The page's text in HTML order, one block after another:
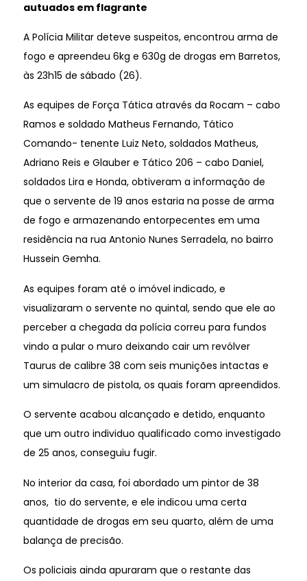
autuados em flagrante
A Polícia Militar deteve suspeitos, encontrou arma de
fogo e apreendeu 6kg e 630g de drogas em Barretos,
às 23h15 de sábado (26).
As equipes de Força Tática através da Rocam – cabo
Ramos e soldado Matheus Fernando, Tático
Comando- tenente Luiz Neto, soldados Matheus,
Adriano Reis e Glauber e Tático 206 – cabo Daniel,
soldados Lira e Honda, obtiveram a informação de
que o servente de 19 anos estaria na posse de arma
de fogo e armazenando entorpecentes em uma
residência na rua Antonio Nunes Serradela, no bairro
Hussein Gemha.
As equipes foram até o imóvel indicado, e
visualizaram o servente no quintal, sendo que ele ao
perceber a chegada da polícia correu para fundos
vindo a pular o muro deixando cair um revólver
Taurus de calibre 38 com seis munições intactas e
um simulacro de pistola, os quais foram apreendidos.
O servente acabou alcançado e detido, enquanto
que um outro individuo qualificado como investigado
de 25 anos, conseguiu fugir.
No interior da casa, foi abordado um pintor de 38
anos, tio do servente, e ele indicou uma certa
quantidade de drogas em seu quarto, além de uma
balança de precisão.
Os policiais ainda apuraram que o restante das